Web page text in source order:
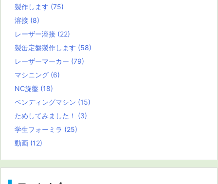
製作します (75)
溶接 (8)
レーザー溶接 (22)
製缶定盤製作します (58)
レーザーマーカー (79)
マシニング (6)
NC旋盤 (18)
ベンディングマシン (15)
ためしてみました！ (3)
学生フォーミラ (25)
動画 (12)